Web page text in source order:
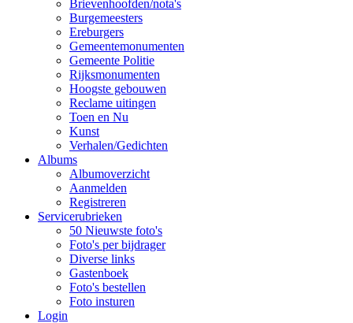
Brievenhoofden/nota's
Burgemeesters
Ereburgers
Gemeentemonumenten
Gemeente Politie
Rijksmonumenten
Hoogste gebouwen
Reclame uitingen
Toen en Nu
Kunst
Verhalen/Gedichten
Albums
Albumoverzicht
Aanmelden
Registreren
Servicerubrieken
50 Nieuwste foto's
Foto's per bijdrager
Diverse links
Gastenboek
Foto's bestellen
Foto insturen
Login